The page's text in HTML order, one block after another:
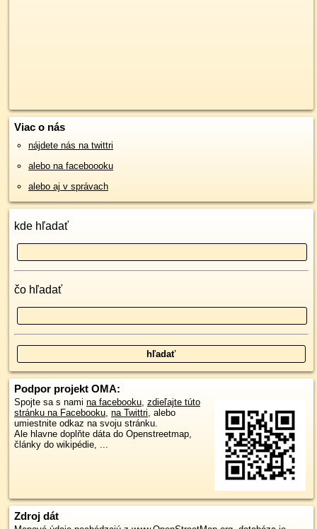
Viac o nás
nájdete nás na twittri
alebo na faceboooku
alebo aj v správach
kde hľadať
čo hľadať
Podpor projekt OMA:
Spojte sa s nami na facebooku, zdieľajte túto
stránku na Facebooku, na Twittri, alebo
umiestnite odkaz na svoju stránku.
Ale hlavne doplňte dáta do Openstreetmap,
články do wikipédie, ...
Zdroj dát